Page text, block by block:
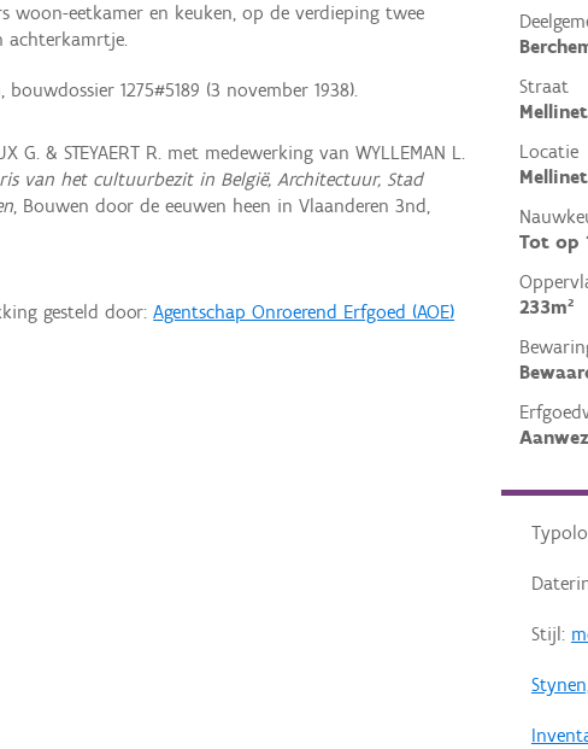
Straat
Locatie
Tot op
233m²
Stijl:
woon-eetkamer en keuken, op de verdieping twee
achterkamrtje.
1275#5189 (3 november 1938).
G. & STEYAERT R. met medewerking van WYLLEMAN L.
van het cultuurbezit in België, Architectuur, Stad
, Bouwen door de eeuwen heen in Vlaanderen 3nd,
gesteld door:Agentschap Onroerend Erfgoed (AOE)